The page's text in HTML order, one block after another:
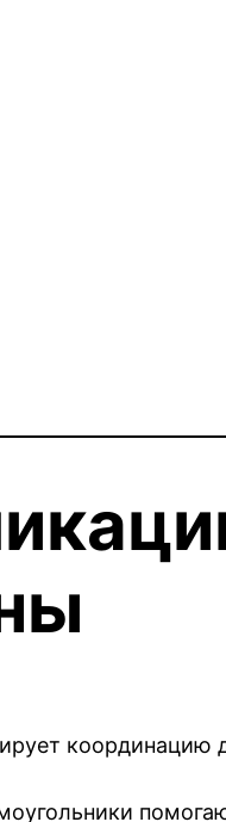
координацию